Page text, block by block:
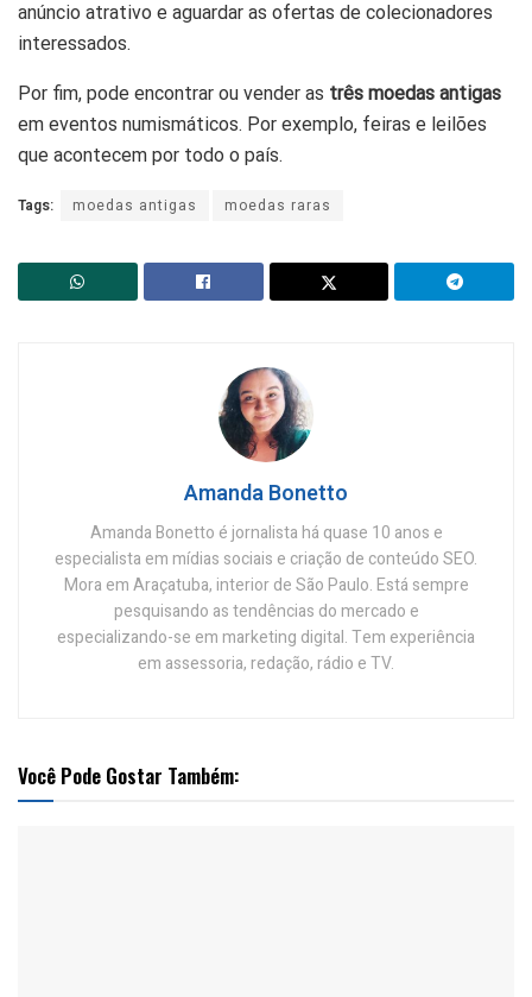
anúncio atrativo e aguardar as ofertas de colecionadores
interessados.
Por fim, pode encontrar ou vender as três moedas antigas
em eventos numismáticos. Por exemplo, feiras e leilões
que acontecem por todo o país.
Tags: moedas antigas moedas raras
Amanda Bonetto
Amanda Bonetto é jornalista há quase 10 anos e
especialista em mídias sociais e criação de conteúdo SEO.
Mora em Araçatuba, interior de São Paulo. Está sempre
pesquisando as tendências do mercado e
especializando-se em marketing digital. Tem experiência
em assessoria, redação, rádio e TV.
Você Pode Gostar Também: